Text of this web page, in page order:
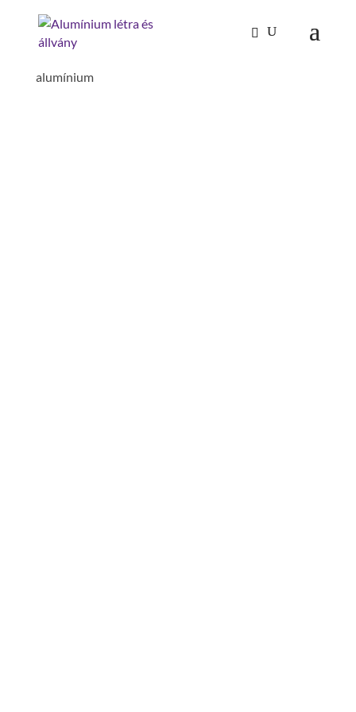
Kezdőlap/Mászástechnika Lépcsők 60°
/ Lépcső
alumínium